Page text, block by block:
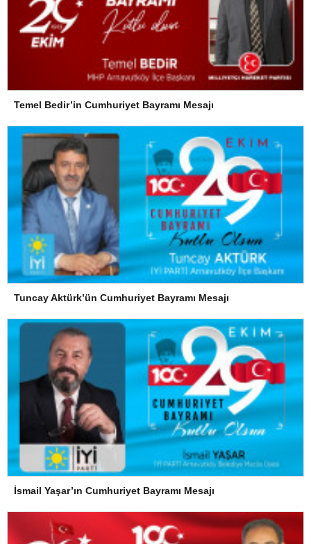
Temel Bedir’in Cumhuriyet Bayramı Mesajı
Tuncay Aktürk’ün Cumhuriyet Bayramı Mesajı
İsmail Yaşar’ın Cumhuriyet Bayramı Mesajı